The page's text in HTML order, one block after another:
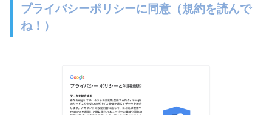
プライバシーポリシーに同意（規約を読んで
ね！）